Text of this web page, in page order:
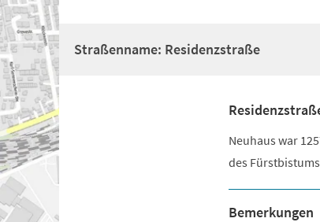
Straßenname: Residenzstraße
Neuhaus war
des
Bemerkungen